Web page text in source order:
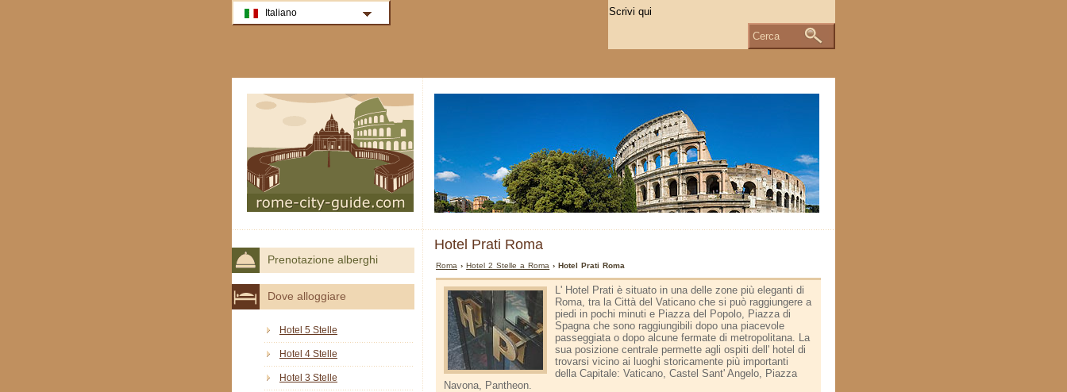
Hotel Prati Roma
Roma ›Hotel 2 Stelle a Roma › Hotel Prati Roma
L' Hotel Prati è situato in una delle zone più eleganti di
Roma, tra la Città del Vaticano che si può raggiungere a
piedi in pochi minuti e Piazza del Popolo, Piazza di
Spagna che sono raggiungibili dopo una piacevole
passeggiata o dopo alcune fermate di metropolitana. La
sua posizione centrale permette agli ospiti dell' hotel di
trovarsi vicino ai luoghi storicamente più importanti
della Capitale: Vaticano, Castel Sant' Angelo, Piazza
Navona, Pantheon.
Prenotazione alberghi
Dove alloggiare
Hotel 5 Stelle
Hotel 4 Stelle
Hotel 3 Stelle
Italiano
Cerca